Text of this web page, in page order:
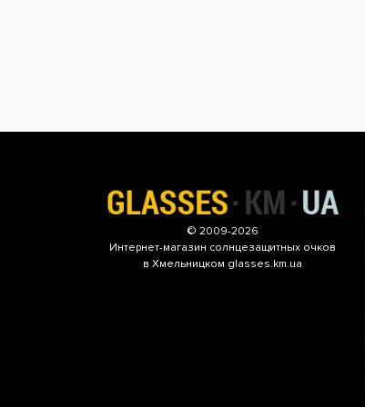
© 2009-2026
Интернет-магазин солнцезащитных очков
в Хмельницком glasses.km.ua